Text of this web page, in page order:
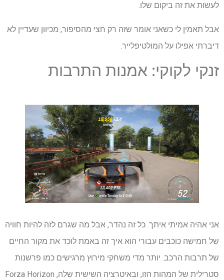
לעשות את זה ביקום שלו.
אבל תאמין לי כשאני אומר שזה רק חצי מהסיפור, מכיוון שעדיין לא
דיברתי אפילו על המולטיפלייר.
זנקי לקוקי: אמנות התרבות
אני אהיה אמיתי איתך. כל זה נהדר, אבל מה שגרם לזה להיות חוויה
של חמישה כוכבים עבורי הוא איך זה באמת לוכד את מקור החיים
של תרבות הרכב. יותר מדי משחקי מירוץ מרגישים כמו פרשנות
סטרילית של המהות הזו, ובאיטרציה השישית שלה, Forza Horizon